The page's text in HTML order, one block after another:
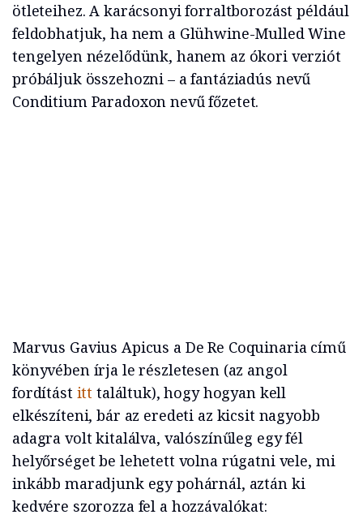
ötleteihez. A karácsonyi forraltborozást például
feldobhatjuk, ha nem a Glühwine-Mulled Wine
tengelyen nézelődünk, hanem az ókori verziót
próbáljuk összehozni – a fantáziadús nevű
Conditium Paradoxon nevű főzetet.
Marvus Gavius Apicus a De Re Coquinaria című
könyvében írja le részletesen (az angol
fordítástitt találtuk), hogy hogyan kell
elkészíteni, bár az eredeti az kicsit nagyobb
adagra volt kitalálva, valószínűleg egy fél
helyőrséget be lehetett volna rúgatni vele, mi
inkább maradjunk egy pohárnál, aztán ki
kedvére szorozza fel a hozzávalókat: